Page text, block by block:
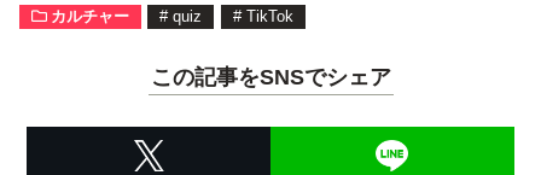
カルチャー # quiz # TikTok
この記事をSNSでシェア